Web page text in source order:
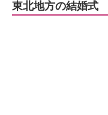
東北地方の結婚式